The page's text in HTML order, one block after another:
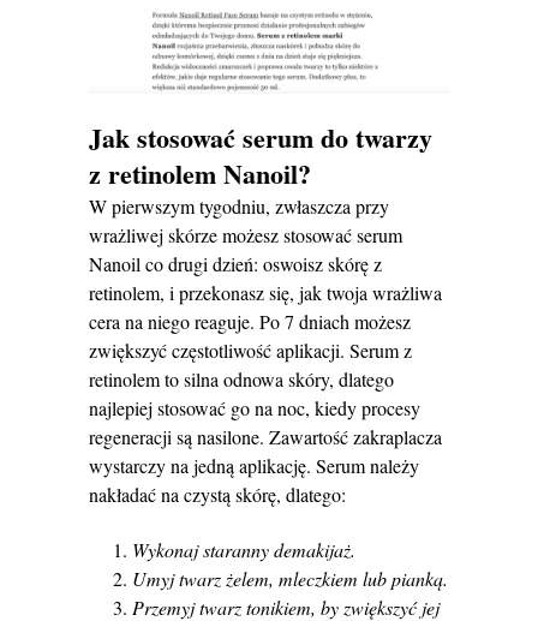
Jak stosować serum do twarzy
z retinolem Nanoil?
W pierwszym tygodniu, zwłaszcza przy
wrażliwej skórze możesz stosować serum
Nanoil co drugi dzień: oswoisz skórę z
retinolem, i przekonasz się, jak twoja wrażliwa
cera na niego reaguje. Po 7 dniach możesz
zwiększyć częstotliwość aplikacji. Serum z
retinolem to silna odnowa skóry, dlatego
najlepiej stosować go na noc, kiedy procesy
regeneracji są nasilone. Zawartość zakraplacza
wystarczy na jedną aplikację. Serum należy
nakładać na czystą skórę, dlatego:
Wykonaj staranny demakijaż.
Umyj twarz żelem, mleczkiem lub pianką.
Przemyj twarz tonikiem, by zwiększyć jej